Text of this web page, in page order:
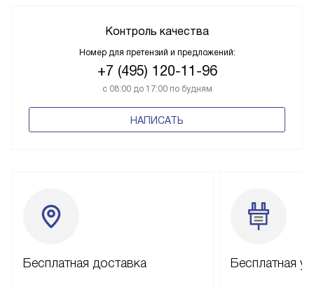
Контроль качества
Номер для претензий и предложений:
+7 (495) 120-11-96
с 08:00 до 17:00 по будням
НАПИСАТЬ
Бесплатная доставка Бесплатная